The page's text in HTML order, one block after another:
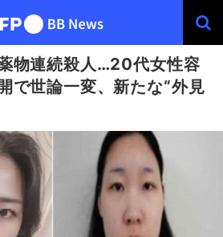
物連続殺人…20代女性容
で世論一変、新たな“外見